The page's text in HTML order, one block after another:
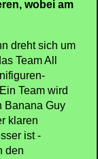
wobei am
dreht sich um
Team All
Team wird
Banana Guy
klaren
ist -
den